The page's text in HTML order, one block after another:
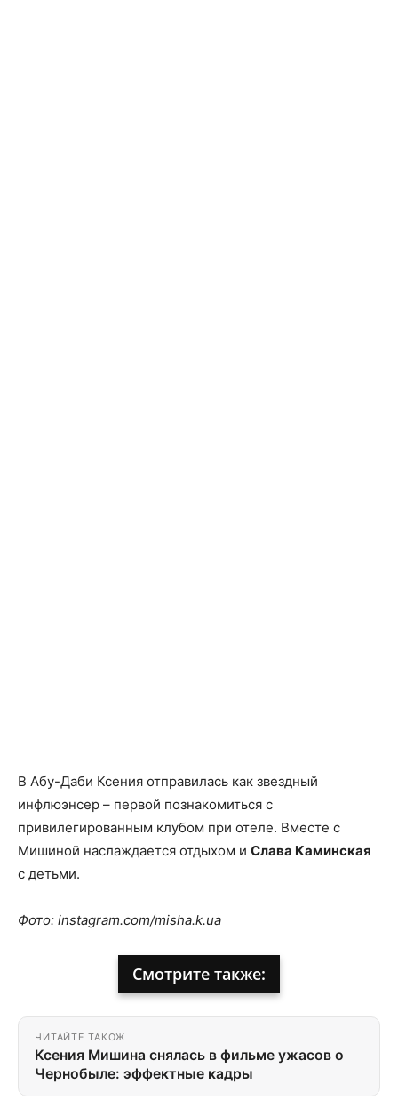
В Абу-Даби Ксения отправилась как звездный
инфлюэнсер – первой познакомиться с
привилегированным клубом при отеле. Вместе с
Мишиной наслаждается отдыхом и Слава Каминская
с детьми.
Фото: instagram.com/misha.k.ua
Смотрите также:
ЧИТАЙТЕ ТАКОЖ
Ксения Мишина снялась в фильме ужасов о
Чернобыле: эффектные кадры